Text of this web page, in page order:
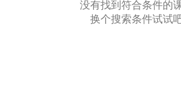
没有找到符合条件的
换个搜索条件试试